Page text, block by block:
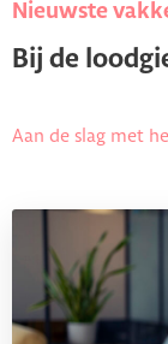
Nieuwste
Bij de
Aan de slag met